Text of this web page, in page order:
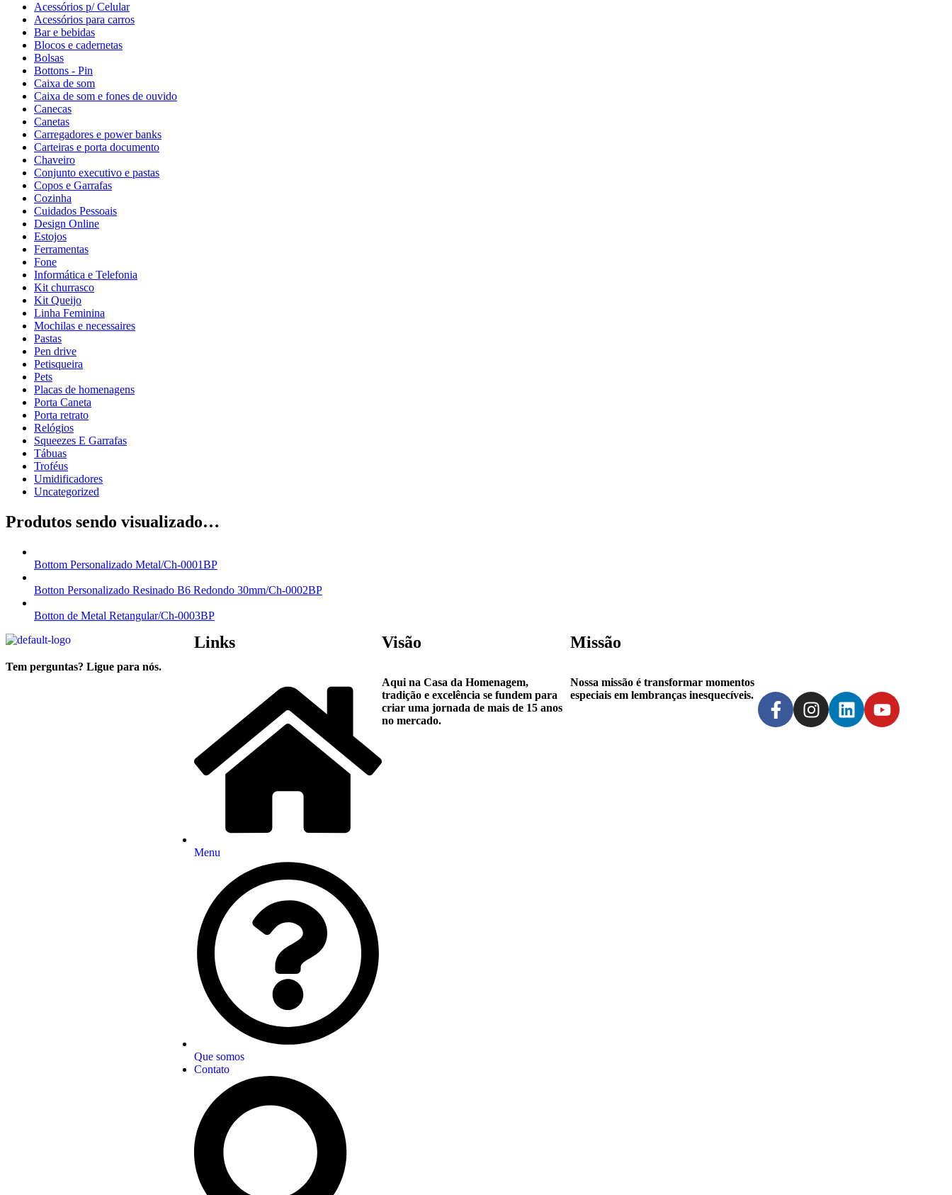
Acessórios p/ Celular
Acessórios para carros
Bar e bebidas
Blocos e cadernetas
Bolsas
Bottons - Pin
Caixa de som
Caixa de som e fones de ouvido
Canecas
Canetas
Carregadores e power banks
Carteiras e porta documento
Chaveiro
Conjunto executivo e pastas
Copos e Garrafas
Cozinha
Cuidados Pessoais
Design Online
Estojos
Ferramentas
Fone
Informática e Telefonia
Kit churrasco
Kit Queijo
Linha Feminina
Mochilas e necessaires
Pastas
Pen drive
Petisqueira
Pets
Placas de homenagens
Porta Caneta
Porta retrato
Relógios
Squeezes E Garrafas
Tábuas
Troféus
Umidificadores
Uncategorized
Produtos sendo visualizado…
Bottom Personalizado Metal/Ch-0001BP
Botton Personalizado Resinado B6 Redondo 30mm/Ch-0002BP
Botton de Metal Retangular/Ch-0003BP
Tem perguntas? Ligue para nós.
Links
Menu
Que somos
Contato
Visão
Aqui na Casa da Homenagem,
tradição e excelência se fundem para
criar uma jornada de mais de 15 anos
no mercado.
Missão
Nossa missão é transformar momentos
especiais em lembranças inesquecíveis.